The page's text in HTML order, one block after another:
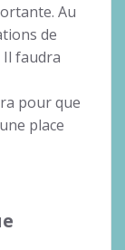
Au
de
faudra
pour que
place